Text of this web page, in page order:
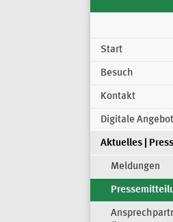
Start
Besuch
Kontakt
Digitale
Aktuelles |
Meldungen